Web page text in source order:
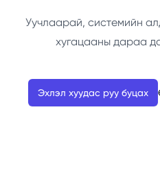
Уучлаарай, системийн
хугацааны дараа
Эхлэл хуудас руу буцах